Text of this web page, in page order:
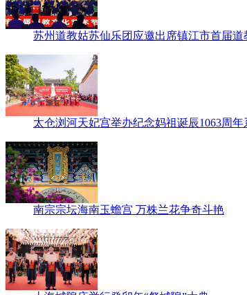
苏州道教姑苏仙乐团应邀出席镇江市首届道
太仓浏河天妃宫举办纪念妈祖诞辰1063周年
南宗宗坛海南玉蟾宫 万株兰花争奇斗艳